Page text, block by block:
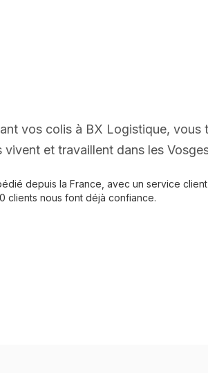
vos colis à BX Logistique,
et travaillent dans les
depuis la France, avec un service
clients nous font déjà confiance.